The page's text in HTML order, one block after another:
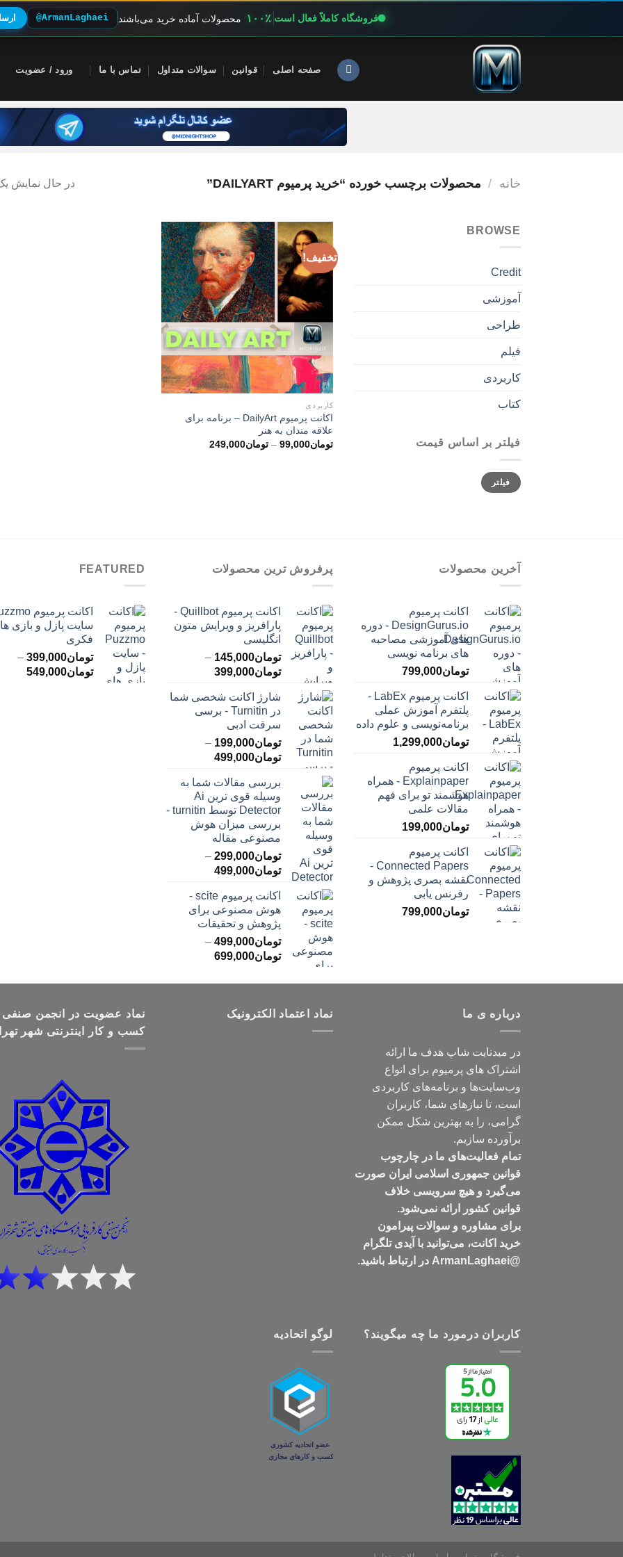
فروشگاه کاملاً فعال است ۱۰۰٪ محصولات آماده خرید می‌باشند @ArmanLaghaei
صفحه اصلی قوانین سوالات متداول تماس با ما ورود / عضویت
خانه / محصولات برچسب خورده “خرید پرمیوم DAILYART” در حال نمایش
BROWSE
Credit
آموزشی
طراحی
فیلم
کاربردی
کتاب
فیلتر بر اساس قیمت
حداقل
قیمت
حداکثر
قیمت
فیلتر
تخفیف!
کاربردی
اکانت پرمیوم DailyArt – برنامه برای
علاقه مندان به هنر
تومان99,000
– تومان249,000محدوده
آخرین محصولات
اکانت پرمیوم
DesignGurus.io - دوره
‌های آموزشی مصاحبه
‌های برنامه نویسی
تومان799,000
اکانت پرمیوم LabEx -
پلتفرم آموزش عملی
برنامه‌نویسی و علوم داده
تومان1,299,000
اکانت پرمیوم
Explainpaper - همراه
هوشمند تو برای فهم
مقالات علمی
تومان199,000
اکانت پرمیوم
Connected Papers -
نقشه بصری پژوهش و
رفرنس یابی
تومان799,000
پرفروش ترین محصولات
اکانت پرمیوم Quillbot -
پارافریز و ویرایش متون
انگلیسی
تومان145,000
–
تومان399,000محدوده
تومان145,000
تا
شارژ اکانت شخصی شما
در Turnitin - برسی
سرقت ادبی
تومان199,000
–
تومان499,000محدوده
تومان199,000
تا
تومان499,000
بررسی مقالات شما به
وسیله قوی ترین Ai
Detector توسط turnitin -
بررسی میزان هوش
مصنوعی مقاله
تومان299,000
–
تومان499,000محدوده
تا
تومان499,000
اکانت پرمیوم scite -
هوش مصنوعی برای
پژوهش و تحقیقات
تومان499,000
–
تومان699,000محدوده
تومان499,000
FEATURED
سایت پازل و بازی
فکری
تومان399,000
–
تومان549,000
درباره ی ما
در میدنایت شاپ هدف ما ارائه
اشتراک های پرمیوم برای انواع
وب‌سایت‌ها و برنامه‌های کاربردی
است، تا نیازهای شما، کاربران
گرامی، را به بهترین شکل ممکن
برآورده سازیم.
تمام فعالیت‌های ما در چارچوب
قوانین جمهوری اسلامی ایران صورت
می‌گیرد و هیچ سرویسی خلاف
قوانین کشور ارائه نمی‌شود.
برای مشاوره و سوالات پیرامون
خرید اکانت، می‌توانید با آیدی تلگرام
@ArmanLaghaei در ارتباط باشید.
نماد اعتماد الکترونیک
نماد عضویت در انجمن صنفی
کسب و کار اینترنتی شهر
کاربران درمورد ما چه میگویند؟ لوگو اتحادیه